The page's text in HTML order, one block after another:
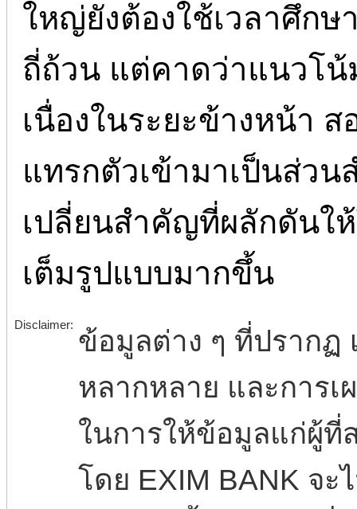
ใหญ่ยังต้องใช้เวลาศึกษ
ถี่ถ้วน แต่คาดว่าแนวโน้
เนื่องในระยะข้างหน้า
แทรกตัวเข้ามาเป็นส่ว
เปลี่ยนสำคัญที่ผลักดันใ
เต็มรูปแบบมากขึ้น
Disclaimer:
ข้อมูลต่าง ๆ ที่ปรากฏ
หลากหลาย และการเ
ในการให้ข้อมูลแก่ผู้ที่
โดย EXIM BANK จ